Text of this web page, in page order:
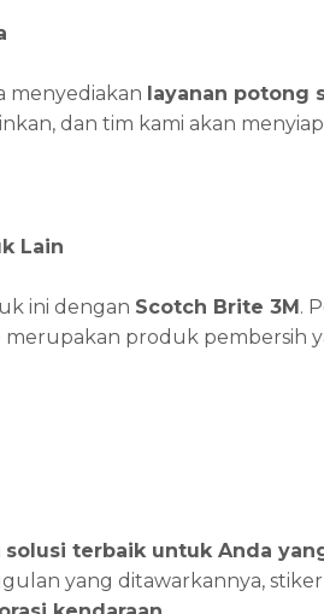
menyediakan layanan potong
dan tim kami akan
Lain
ini dengan Scotch Brite 3M.
produk pembersih
solusi terbaik untuk Anda
yang ditawarkannya,